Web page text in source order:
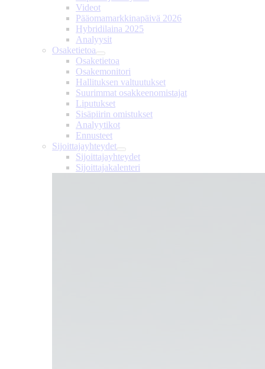
Videot
Pääomamarkkinapäivä 2026
Hybridilaina 2025
Analyysit
Osaketietoa
Osaketietoa
Osakemonitori
Hallituksen valtuutukset
Suurimmat osakkeenomistajat
Liputukset
Sisäpiirin omistukset
Analyytikot
Ennusteet
Sijoittajayhteydet
Sijoittajayhteydet
Sijoittajakalenteri